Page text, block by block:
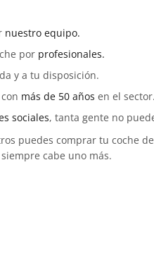
nuestro equipo.
por profesionales.
y a tu disposición.
más de 50 años en el sector.
sociales, tanta gente no
puedes comprar tu coche
cabe uno más.